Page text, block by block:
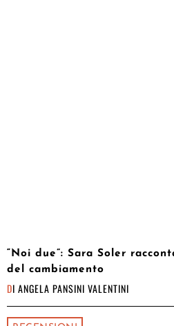
“Noi due”: Sara Soler
del cambiamento
DI ANGELA PANSINI VALENTINI